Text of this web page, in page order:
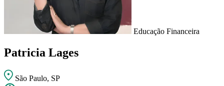
Educação Financeira
Patricia Lages
São Paulo, SP